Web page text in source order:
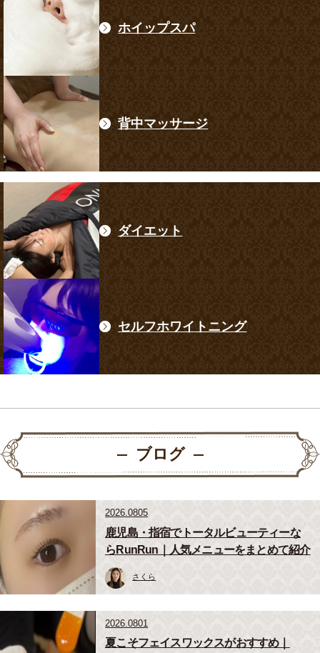
ホイップスパ
背中マッサージ
ダイエット
セルフホワイトニング
ブログ
2026.0805
鹿児島・指宿でトータルビューティーな
らRunRun｜人気メニューをまとめて紹介
さくら
2026.0801
夏こそフェイスワックスがおすすめ｜